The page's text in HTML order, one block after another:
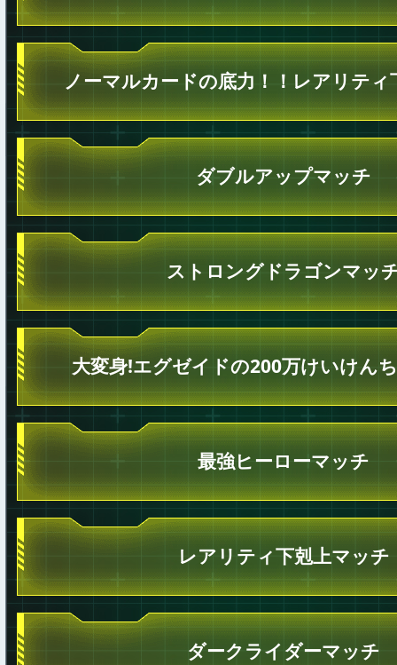
ノーマルカードの底力！！レアリティ
ダブルアップマッチ
ストロングドラゴンマッ
大変身!エグゼイドの200万けいけん
最強ヒーローマッチ
レアリティ下剋上マッチ
ダークライダーマッチ